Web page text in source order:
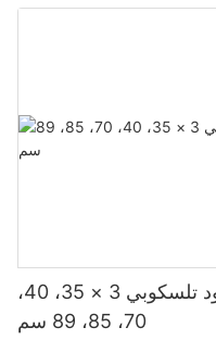
مقشدة أوراق قياسية + عمود تلسكوبي 3 × 35، 40،
70، 85، 89 سم